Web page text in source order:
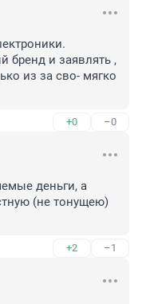
бренд и заявлять ,
из за сво- мягко
+0 –0
деньги, а
(не тонущею)
+2 –1